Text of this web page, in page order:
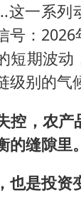
这一系列
号：
短期波动
别的气
控， 农产
缝隙里。
也是投资